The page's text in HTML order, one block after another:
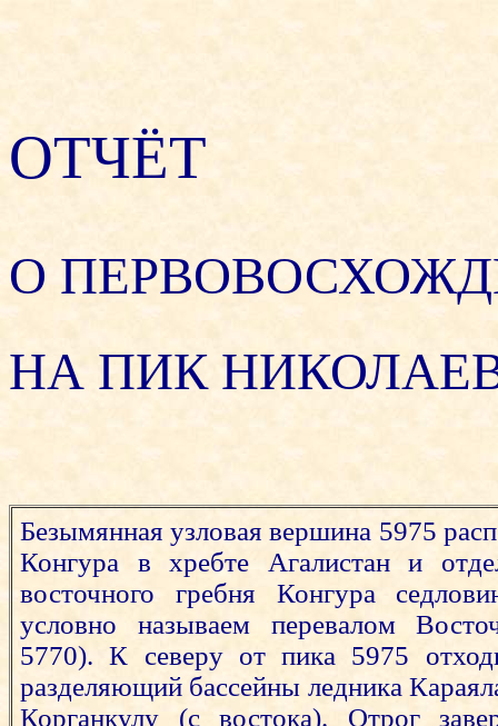
ОТЧЁТ
О
НА ПИК
Безымянная узловая вершина 5975
Конгура в хребте Агалистан и
восточного гребня Конгура
условно называем перевалом
5770). К северу от пика 5975
разделяющий бассейны ледника
Корганкулу (с востока). Отрог